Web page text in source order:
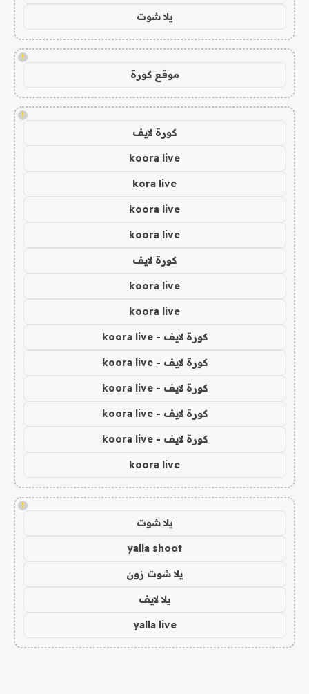
يلا شوت
!
موقع كورة
!
كورة لايف
koora live
kora live
koora live
koora live
كورة لايف
koora live
koora live
كورة لايف - koora live
كورة لايف - koora live
كورة لايف - koora live
كورة لايف - koora live
كورة لايف - koora live
koora live
!
يلا شوت
yalla shoot
يلا شوت زون
يلا لايف
yalla live